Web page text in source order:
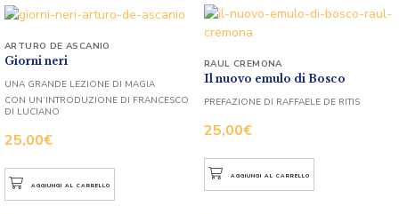
Giorni neri
25,00€
ARTURO DE ASCANIO
UNA GRANDE LEZIONE DI MAGIA
CON UN’INTRODUZIONE DI FRANCESCO
DI LUCIANO
AGGIUNGI AL CARRELLO
Il nuovo emulo di Bosco
25,00€
RAUL CREMONA
PREFAZIONE DI RAFFAELE DE RITIS
AGGIUNGI AL CARRELLO